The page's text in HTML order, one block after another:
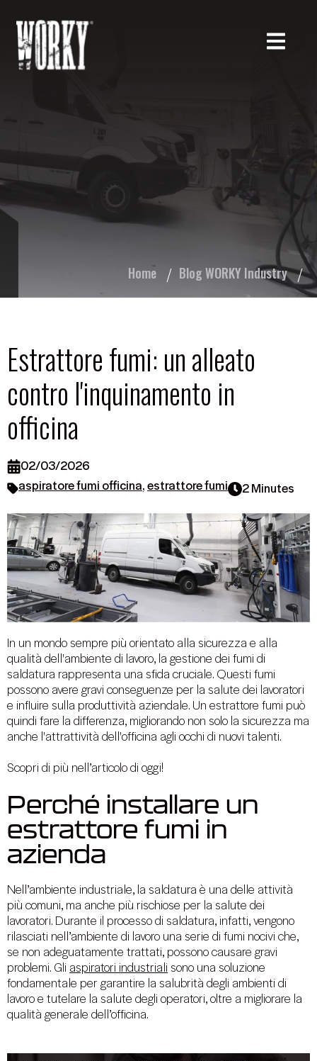
Home Blog WORKY Industry
Estrattore fumi: un alleato
contro l'inquinamento in
officina
02/03/2026
aspiratore fumi officina, estrattore fumi 2 Minutes
In un mondo sempre più orientato alla sicurezza e alla
qualità dell'ambiente di lavoro, la gestione dei fumi di
saldatura rappresenta una sfida cruciale. Questi fumi
possono avere gravi conseguenze per la salute dei lavoratori
e influire sulla produttività aziendale. Un estrattore fumi può
quindi fare la differenza, migliorando non solo la sicurezza ma
anche l'attrattività dell'officina agli occhi di nuovi talenti.
Scopri di più nell’articolo di oggi!
Perché installare un
estrattore fumi in
azienda
Nell’ambiente industriale, la saldatura è una delle attività
più comuni, ma anche più rischiose per la salute dei
lavoratori. Durante il processo di saldatura, infatti, vengono
rilasciati nell’ambiente di lavoro una serie di fumi nocivi che,
se non adeguatamente trattati, possono causare gravi
problemi. Gli aspiratori industriali sono una soluzione
fondamentale per garantire la salubrità degli ambienti di
lavoro e tutelare la salute degli operatori, oltre a migliorare la
qualità generale dell’officina.